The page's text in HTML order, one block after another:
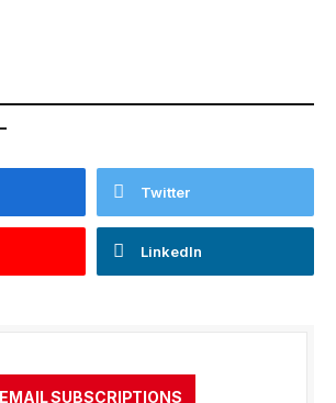
Twitter
LinkedIn
EMAIL SUBSCRIPTIONS